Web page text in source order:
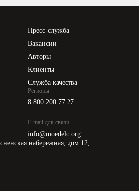
Пресс-служба
Вакансии
Авторы
Клиенты
Служба качества
Регионы
8 800 200 77 27
E-mail для связи
info@moedelo.org
набережная, дом 12,